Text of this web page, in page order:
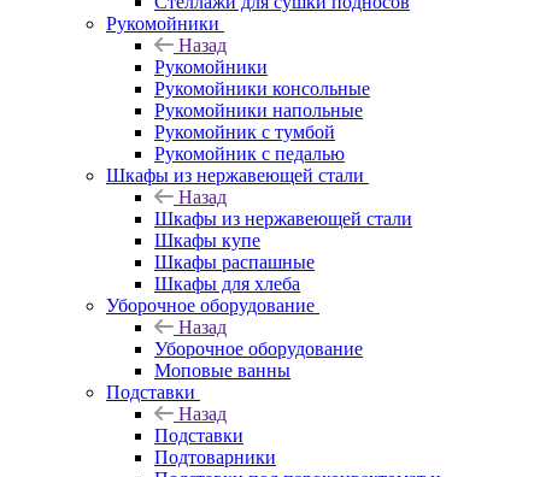
Рукомойники
Назад
Рукомойники
Рукомойники консольные
Рукомойники напольные
Рукомойник с тумбой
Рукомойник с педалью
Шкафы из нержавеющей стали
Назад
Шкафы из нержавеющей стали
Шкафы купе
Шкафы распашные
Шкафы для хлеба
Уборочное оборудование
Назад
Уборочное оборудование
Моповые ванны
Подставки
Назад
Подставки
Подтоварники